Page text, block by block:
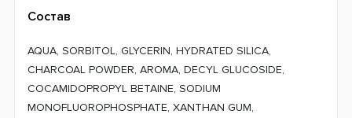
Состав
AQUA, SORBITOL, GLYCERIN, HYDRATED SILICA,
CHARCOAL POWDER, AROMA, DECYL GLUCOSIDE,
COCAMIDOPROPYL BETAINE, SODIUM
MONOFLUOROPHOSPHATE, XANTHAN GUM,